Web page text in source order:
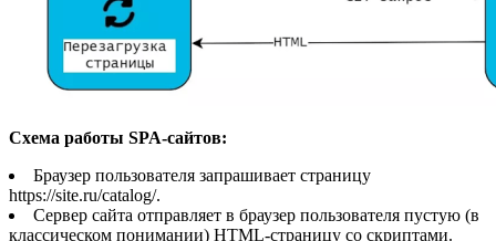
Схема работы SPA-сайтов:
Браузер пользователя запрашивает страницу
https://site.ru/catalog/.
Сервер сайта отправляет в браузер пользователя пустую (в
классическом понимании) HTML-страницу со скриптами.